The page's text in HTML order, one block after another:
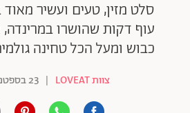
סלט מזין, טעים ועשיר מאוד
עוף דקות שהושרו
כבוש ומעל הכל טחינה
צוות LOVEAT | 23 בספטמבר 2024